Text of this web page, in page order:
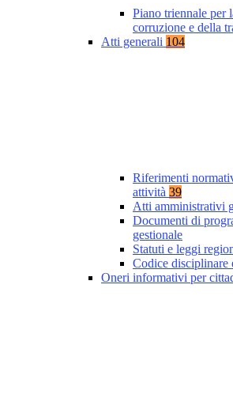
Piano triennale per
corruzione e della
Atti generali 104
Riferimenti
attività 39
Atti amministrativi
Documenti di
gestionale
Statuti e leggi
Codice disciplinare
Oneri informativi per